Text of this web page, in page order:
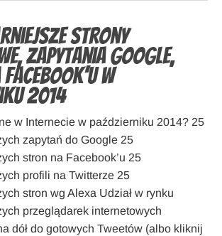
strony
zapytania Google,
w
2014
w Internecie w październiku 2014? 25
zapytań do Google 25
stron na Facebook’u 25
profili na Twitterze 25
stron wg Alexa Udział w rynku
przeglądarek internetowych
dół do gotowych Tweetów (albo kliknij